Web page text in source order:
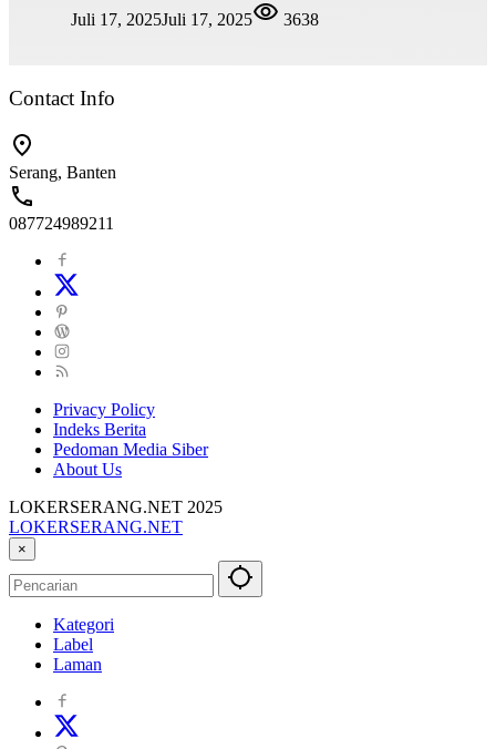
Juli 17, 2025Juli 17, 2025 3638
Contact Info
Serang, Banten
087724989211
Privacy Policy
Indeks Berita
Pedoman Media Siber
About Us
LOKERSERANG.NET 2025
LOKERSERANG.NET
Info
Lowongan
Kerja
Sekitarnya
×
Kategori
Label
Laman